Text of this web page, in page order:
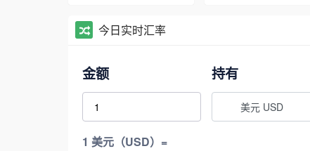
今日实时汇率
金额 持有
美元 USD
1 美元（USD）=